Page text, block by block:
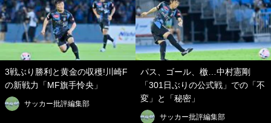
3戦ぶり勝利と黄金の収穫!川崎F
の新戦力「MF旗手怜央」
サッカー批評編集部
パス、ゴール、檄…中村憲剛
「301日ぶりの公式戦」での「不
変」と「秘密」
サッカー批評編集部